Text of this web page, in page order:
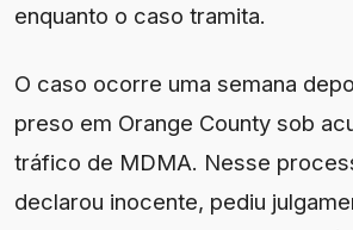
enquanto o caso tramita.
O caso ocorre uma semana
preso em Orange County sob
tráfico de MDMA. Nesse
declarou inocente, pediu